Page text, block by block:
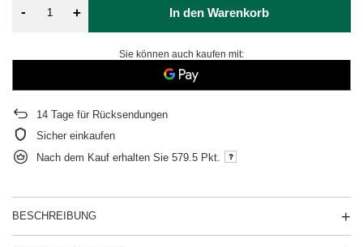
- + In den Warenkorb
Sie können auch kaufen mit:
14 Tage für Rücksendungen
Sicher einkaufen
Nach dem Kauf erhalten Sie 579.5 Pkt.
BESCHREIBUNG